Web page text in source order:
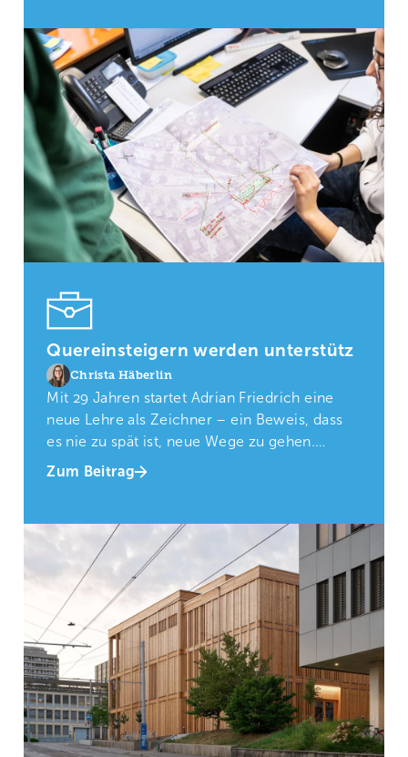
Quereinsteigern werden unterstütz
Christa Häberlin
Mit 29 Jahren startet Adrian Friedrich eine
neue Lehre als Zeichner – ein Beweis, dass
es nie zu spät ist, neue Wege zu gehen.
Caprez Ingenieure unterstützt ihn dabei.
Zum Beitrag